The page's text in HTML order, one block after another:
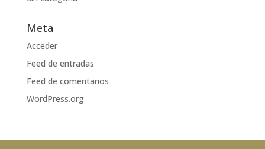
Meta
Acceder
Feed de entradas
Feed de comentarios
WordPress.org